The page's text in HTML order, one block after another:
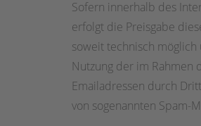
Sofern innerhalb des
erfolgt die Preisgabe
soweit technisch
Nutzung der im Rahmen
Emailadressen durch
von sogenannten Spam-